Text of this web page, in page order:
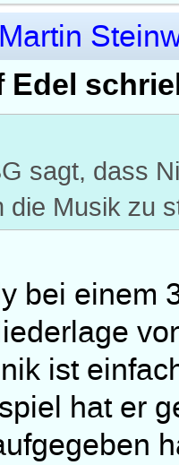
Martin
Edel
sagt, dass
die Musik zu
bei einem
ist
hat er